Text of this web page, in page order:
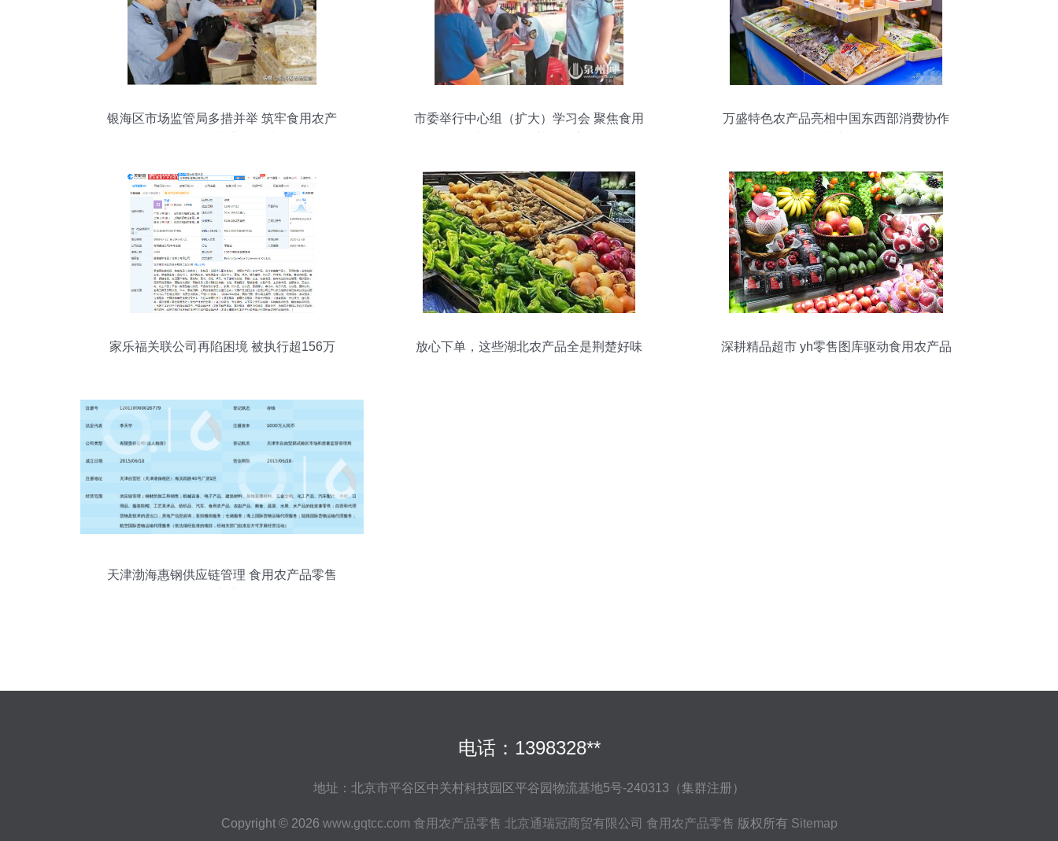
银海区市场监管局多措并举 筑牢食用农产
市委举行中心组（扩大）学习会 聚焦食用
万盛特色农产品亮相中国东西部消费协作
家乐福关联公司再陷困境 被执行超156万
放心下单，这些湖北农产品全是荆楚好味
深耕精品超市 yh零售图库驱动食用农产品
天津渤海惠钢供应链管理 食用农产品零售
电话：1398328**
地址：北京市平谷区中关村科技园区平谷园物流基地5号-240313（集群注册）
Copyright © 2026 www.gqtcc.com 食用农产品零售 北京通瑞冠商贸有限公司 食用农产品零售 版权所有 Sitemap